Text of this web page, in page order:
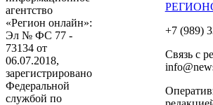
агентство
«Регион онлайн»:
Эл № ФС 77 -
73134 от
06.07.2018,
зарегистрировано
Федеральной
службой по
+7 (989)
Связь с